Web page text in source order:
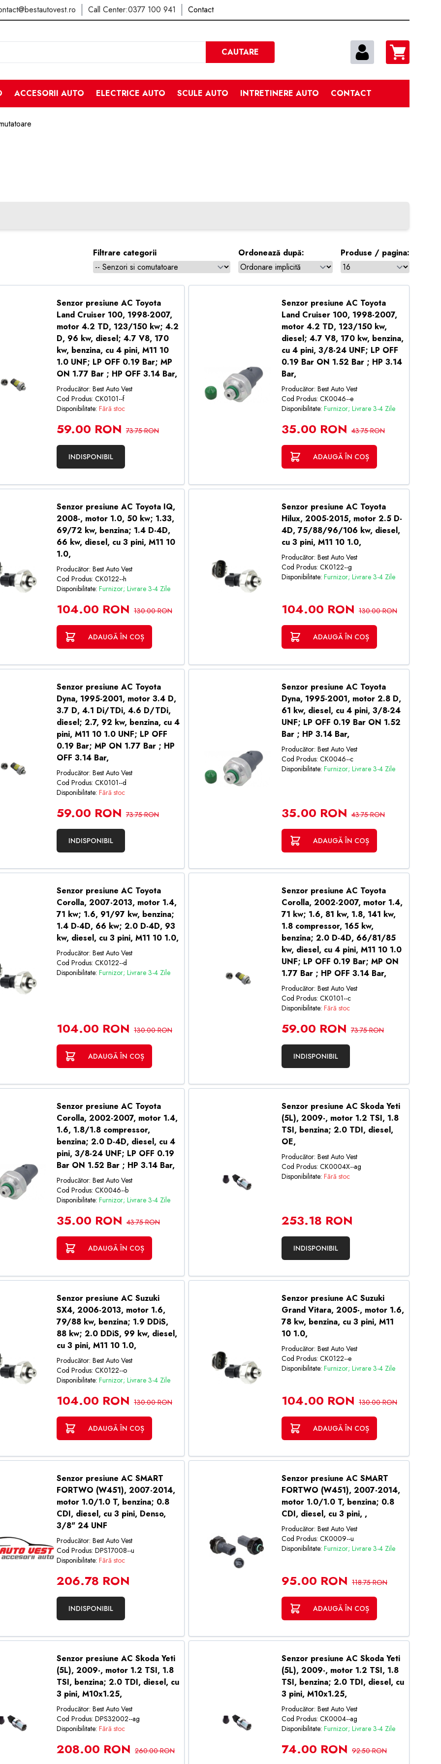
Call Center:0377 100 941 Contact
Cautare
CAUTARE
ACCESORII AUTO ELECTRICE AUTO SCULE AUTO INTRETINERE AUTO CONTACT
Filtrare categorii Ordonează după: Produse / pagina:
Senzor presiune AC Toyota
Land Cruiser 100, 1998-2007,
motor 4.2 TD, 123/150 kw; 4.2
D, 96 kw, diesel; 4.7 V8, 170
kw, benzina, cu 4 pini, M11 10
1.0 UNF; LP OFF 0.19 Bar; MP
ON 1.77 Bar ; HP OFF 3.14 Bar,
Producător: Best Auto Vest
Cod Produs: CK0101--f
Disponibilitate: Fără stoc
59.00 RON 73.75 RON
INDISPONIBIL
Senzor presiune AC Toyota
Land Cruiser 100, 1998-2007,
motor 4.2 TD, 123/150 kw,
diesel; 4.7 V8, 170 kw, benzina,
cu 4 pini, 3/8-24 UNF; LP OFF
0.19 Bar ON 1.52 Bar ; HP 3.14
Bar,
Producător: Best Auto Vest
Cod Produs: CK0046--e
Disponibilitate: Furnizor; Livrare 3-4 Zile
35.00 RON 43.75 RON
ADAUGĂ ÎN COȘ
Senzor presiune AC Toyota IQ,
2008-, motor 1.0, 50 kw; 1.33,
69/72 kw, benzina; 1.4 D-4D,
66 kw, diesel, cu 3 pini, M11 10
1.0,
Producător: Best Auto Vest
Cod Produs: CK0122--h
Disponibilitate: Furnizor; Livrare 3-4 Zile
104.00 RON 130.00 RON
ADAUGĂ ÎN COȘ
Senzor presiune AC Toyota
Hilux, 2005-2015, motor 2.5 D-
4D, 75/88/96/106 kw, diesel,
cu 3 pini, M11 10 1.0,
Producător: Best Auto Vest
Cod Produs: CK0122--g
Disponibilitate: Furnizor; Livrare 3-4 Zile
104.00 RON 130.00 RON
ADAUGĂ ÎN COȘ
Senzor presiune AC Toyota
Dyna, 1995-2001, motor 3.4 D,
3.7 D, 4.1 Di/TDi, 4.6 D/TDi,
diesel; 2.7, 92 kw, benzina, cu 4
pini, M11 10 1.0 UNF; LP OFF
0.19 Bar; MP ON 1.77 Bar ; HP
OFF 3.14 Bar,
Producător: Best Auto Vest
Cod Produs: CK0101--d
Disponibilitate: Fără stoc
59.00 RON 73.75 RON
INDISPONIBIL
Senzor presiune AC Toyota
Dyna, 1995-2001, motor 2.8 D,
61 kw, diesel, cu 4 pini, 3/8-24
UNF; LP OFF 0.19 Bar ON 1.52
Bar ; HP 3.14 Bar,
Producător: Best Auto Vest
Cod Produs: CK0046--c
Disponibilitate: Furnizor; Livrare 3-4 Zile
35.00 RON 43.75 RON
ADAUGĂ ÎN COȘ
Senzor presiune AC Toyota
Corolla, 2007-2013, motor 1.4,
71 kw; 1.6, 91/97 kw, benzina;
1.4 D-4D, 66 kw; 2.0 D-4D, 93
kw, diesel, cu 3 pini, M11 10 1.0,
Producător: Best Auto Vest
Cod Produs: CK0122--d
Disponibilitate: Furnizor; Livrare 3-4 Zile
104.00 RON 130.00 RON
ADAUGĂ ÎN COȘ
Senzor presiune AC Toyota
Corolla, 2002-2007, motor 1.4,
71 kw; 1.6, 81 kw, 1.8, 141 kw,
1.8 compressor, 165 kw,
benzina; 2.0 D-4D, 66/81/85
kw, diesel, cu 4 pini, M11 10 1.0
UNF; LP OFF 0.19 Bar; MP ON
1.77 Bar ; HP OFF 3.14 Bar,
Producător: Best Auto Vest
Cod Produs: CK0101--c
Disponibilitate: Fără stoc
59.00 RON 73.75 RON
INDISPONIBIL
Senzor presiune AC Toyota
Corolla, 2002-2007, motor 1.4,
1.6, 1.8/1.8 compressor,
benzina; 2.0 D-4D, diesel, cu 4
pini, 3/8-24 UNF; LP OFF 0.19
Bar ON 1.52 Bar ; HP 3.14 Bar,
Producător: Best Auto Vest
Cod Produs: CK0046--b
Disponibilitate: Furnizor; Livrare 3-4 Zile
35.00 RON 43.75 RON
ADAUGĂ ÎN COȘ
Senzor presiune AC Skoda Yeti
(5L), 2009-, motor 1.2 TSI, 1.8
TSI, benzina; 2.0 TDI, diesel,
OE,
Producător: Best Auto Vest
Cod Produs: CK0004X--ag
Disponibilitate: Fără stoc
253.18 RON
INDISPONIBIL
Senzor presiune AC Suzuki
SX4, 2006-2013, motor 1.6,
79/88 kw, benzina; 1.9 DDiS,
88 kw; 2.0 DDiS, 99 kw, diesel,
cu 3 pini, M11 10 1.0,
Producător: Best Auto Vest
Cod Produs: CK0122--o
Disponibilitate: Furnizor; Livrare 3-4 Zile
104.00 RON 130.00 RON
ADAUGĂ ÎN COȘ
Senzor presiune AC Suzuki
Grand Vitara, 2005-, motor 1.6,
78 kw, benzina, cu 3 pini, M11
10 1.0,
Producător: Best Auto Vest
Cod Produs: CK0122--e
Disponibilitate: Furnizor; Livrare 3-4 Zile
104.00 RON 130.00 RON
ADAUGĂ ÎN COȘ
Senzor presiune AC SMART
FORTWO (W451), 2007-2014,
motor 1.0/1.0 T, benzina; 0.8
CDI, diesel, cu 3 pini, Denso,
3/8" 24 UNF
Producător: Best Auto Vest
Cod Produs: DPS17008--u
Disponibilitate: Fără stoc
206.78 RON
INDISPONIBIL
Senzor presiune AC SMART
FORTWO (W451), 2007-2014,
motor 1.0/1.0 T, benzina; 0.8
CDI, diesel, cu 3 pini, ,
Producător: Best Auto Vest
Cod Produs: CK0009--u
Disponibilitate: Furnizor; Livrare 3-4 Zile
95.00 RON 118.75 RON
ADAUGĂ ÎN COȘ
Senzor presiune AC Skoda Yeti
(5L), 2009-, motor 1.2 TSI, 1.8
TSI, benzina; 2.0 TDI, diesel, cu
3 pini, M10x1.25,
Producător: Best Auto Vest
Cod Produs: DPS32002--ag
Disponibilitate: Fără stoc
208.00 RON 260.00 RON
Senzor presiune AC Skoda Yeti
(5L), 2009-, motor 1.2 TSI, 1.8
TSI, benzina; 2.0 TDI, diesel, cu
3 pini, M10x1.25,
Producător: Best Auto Vest
Cod Produs: CK0004--ag
Disponibilitate: Furnizor; Livrare 3-4 Zile
74.00 RON 92.50 RON